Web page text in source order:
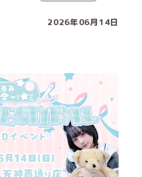
2026年06月14日